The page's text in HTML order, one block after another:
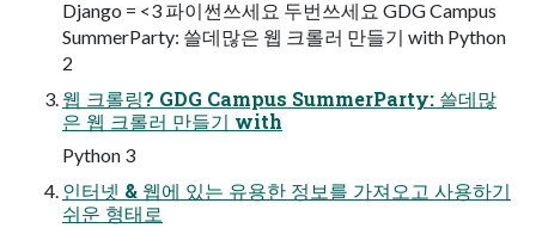
Django = <3 파이썬쓰세요 두번쓰세요 GDG Campus
SummerParty: 쓸데많은 웹 크롤러 만들기 with Python
2
웹 크롤링? GDG Campus SummerParty: 쓸데많
은 웹 크롤러 만들기 with
Python 3
인터넷 & 웹에 있는 유용한 정보를 가져오고 사용하기
쉬운 형태로